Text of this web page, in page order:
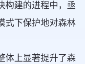
构建的进程中，亟
式下保护地对森林
体上显著提升了森